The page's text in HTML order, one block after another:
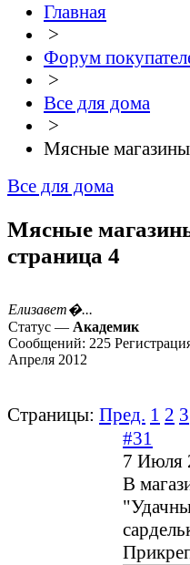
Главная
>
Форум
>
Все для дома
>
Мясные магазины
Все для дома
Мясные
страница 4
Елизавет�...
Статус — Академик
Сообщений: 225
Апреля 2012
Страницы: Пред. 1 2 3
#31
7 Июля
В